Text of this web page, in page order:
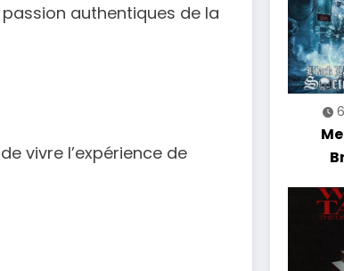
authentiques de la
vivre l’expérience de